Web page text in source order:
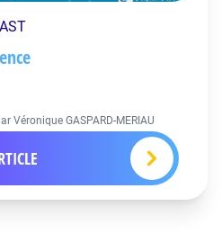
Véronique GASPARD-MERIAU